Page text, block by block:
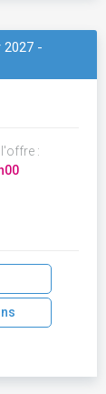
2027 -
l'offre :